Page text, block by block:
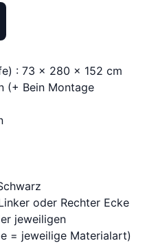
: 73 x 280 x 152 cm
(+ Bein Montage
oder Rechter Ecke
jeweiligen
= jeweilige Materialart)